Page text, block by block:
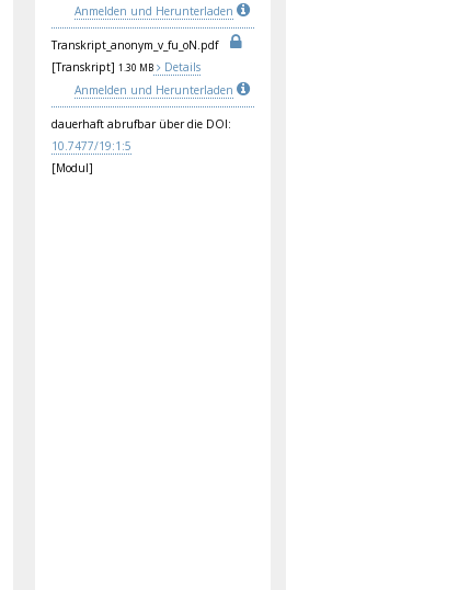
Anmelden und Herunterladen
Transkript_anonym_v_fu_oN.pdf
[Transkript] 1.30 MB
Details
Anmelden und Herunterladen
dauerhaft abrufbar über die DOI:
10.7477/19:1 :5
[Modul]